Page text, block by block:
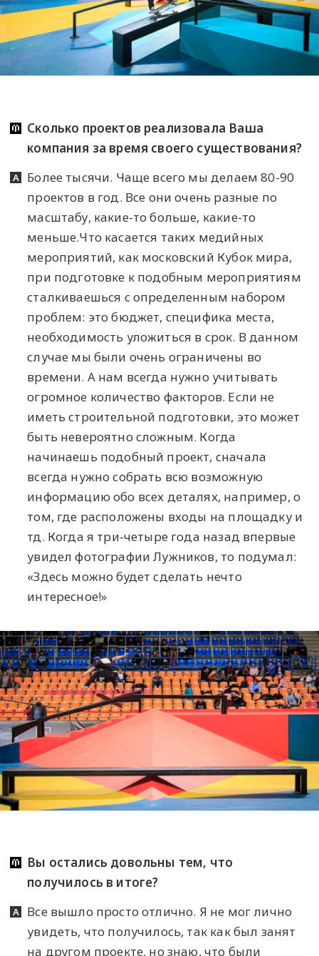
Сколько проектов реализовала Ваша
компания за время своего существования?
Более тысячи. Чаще всего мы делаем 80-90
проектов в год. Все они очень разные по
масштабу, какие-то больше, какие-то
меньше.Что касается таких медийных
мероприятий, как московский Кубок мира,
при подготовке к подобным мероприятиям
сталкиваешься с определенным набором
проблем: это бюджет, специфика места,
необходимость уложиться в срок. В данном
случае мы были очень ограничены во
времени. А нам всегда нужно учитывать
огромное количество факторов. Если не
иметь строительной подготовки, это может
быть невероятно сложным. Когда
начинаешь подобный проект, сначала
всегда нужно собрать всю возможную
информацию обо всех деталях, например, о
том, где расположены входы на площадку и
тд. Когда я три-четыре года назад впервые
увидел фотографии Лужников, то подумал:
«Здесь можно будет сделать нечто
интересное!»
Вы остались довольны тем, что
получилось в итоге?
Все вышло просто отлично. Я не мог лично
увидеть, что получилось, так как был занят
на другом проекте, но знаю, что были